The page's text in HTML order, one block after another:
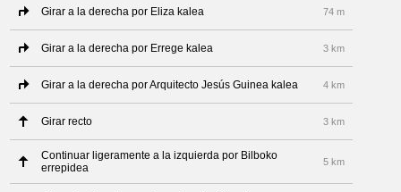
Girar a la derecha por Eliza kalea 74 m
Girar a la derecha por Errege kalea 3 km
Girar a la derecha por Arquitecto Jesús Guinea kalea 4 km
Girar recto 3 km
Continuar ligeramente a la izquierda por Bilboko
errepidea
5 km